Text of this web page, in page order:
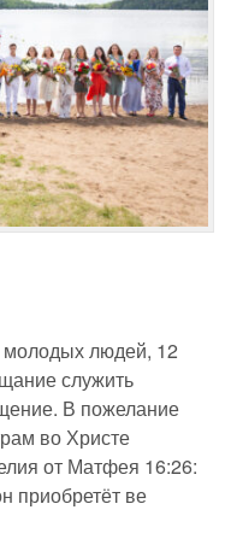
молодых людей, 12
служить
В пожелание
во Христе
от Матфея 16:26:
приобретёт ве